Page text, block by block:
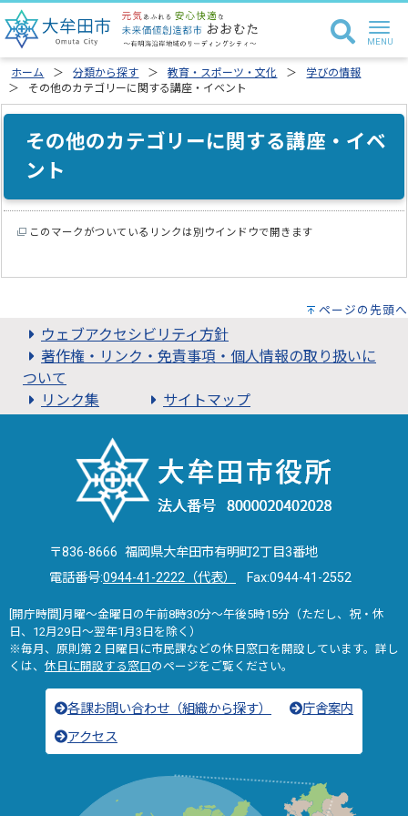
ホーム 分類から探す 教育・スポーツ・文化
学びの情報
その他のカテゴリーに関する講座・イベント
その他のカテゴリーに関する講座・イベ
ント
このマークがついているリンクは別ウインドウで開きます
ページの先頭へ
ウェブアクセシビリティ方針
著作権・リンク・免責事項・個人情報の取り扱いに
ついて
リンク集
サイトマップ
〒836-8666 福岡県大牟田市有明町2丁目3番地
電話番号:0944-41-2222（代表） Fax:0944-41-2552
[開庁時間]月曜～金曜日の午前8時30分～午後5時15分（ただし、祝・休
日、12月29日～翌年1月3日を除く）
※毎月、原則第２日曜日に市民課などの休日窓口を開設しています。詳し
くは、 休日に開設する窓口のページをご覧ください。
各課お問い合わせ（組織から探す）
庁舎案内
アクセス